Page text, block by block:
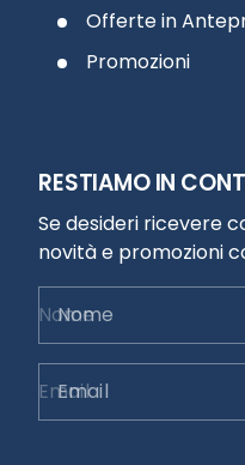
Offerte in
Promozioni
RESTIAMO IN
Se desideri ricevere
novità e promozioni
Nome
Email